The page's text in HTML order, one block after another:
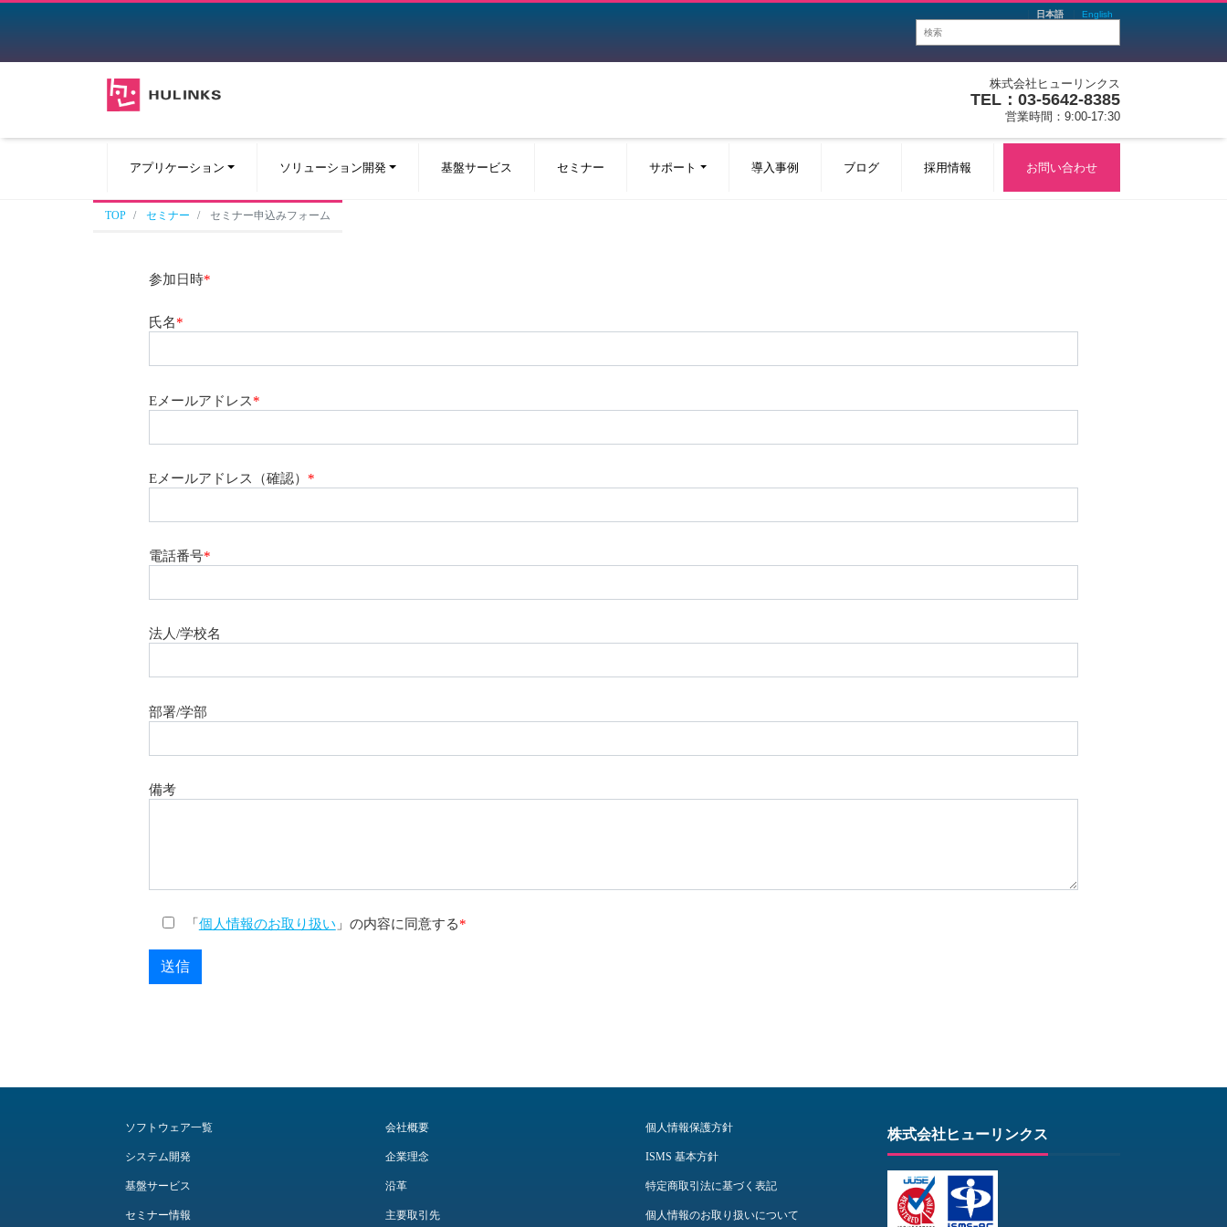
日本語 English
株式会社ヒューリンクス
TEL：03-5642-8385
営業時間：9:00-17:30
アプリケーション ソリューション開発 基盤サービス セミナー サポート 導入事例 ブログ 採用情報 お問い合わせ
TOP セミナー セミナー申込みフォーム
参加日時*
氏名*
Eメールアドレス*
Eメールアドレス（確認） *
電話番号*
法人/学校名
部署/学部
備考
「個人情報のお取り扱い 」の内容に同意する*
ソフトウェア一覧
システム開発
基盤サービス
セミナー情報
会社概要
企業理念
沿革
主要取引先
個人情報保護方針
ISMS 基本方針
特定商取引法に基づく表記
個人情報のお取り扱いについて
株式会社ヒューリンクス